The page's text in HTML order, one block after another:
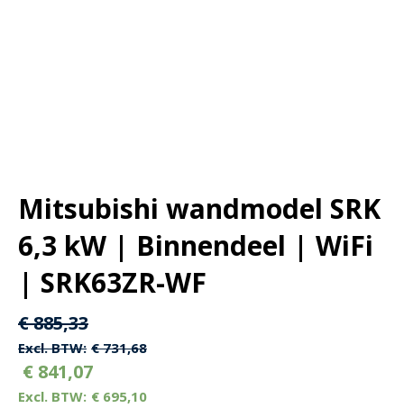
Mitsubishi wandmodel SRK
6,3 kW | Binnendeel | WiFi
| SRK63ZR-WF
Oorspronkelijke
prijs
was:
€ 885,33.
€885,33Huidige
prijs
is:
€ 885,33.
€731,68
€ 841,07
€ 695,10